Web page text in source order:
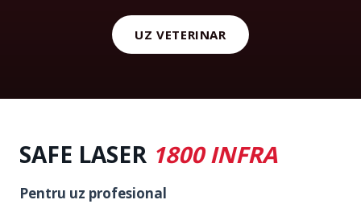
UZ VETERINAR
SAFE LASER 1800 INFRA
Pentru uz profesional